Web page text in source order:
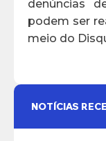
denúncias
podem ser
meio do
NOTÍCIAS